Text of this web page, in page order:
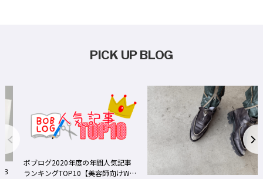
PICK UP BLOG
気記事
向けWe